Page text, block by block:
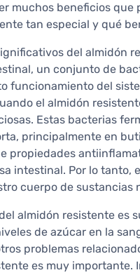
muchos beneficios
tan especial y qué
del almidón
un conjunto de
funcionamiento del
el almidón
Estas bacterias
principalmente en
propiedades
intestinal. Por lo tanto,
cuerpo de sustancias
almidón resistente es
de azúcar en la
problemas
es muy